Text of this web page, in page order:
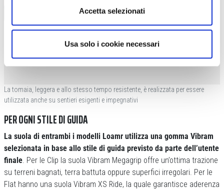
Accetta selezionati
Usa solo i cookie necessari
La tomaia, leggera e allo stesso tempo resistente, è realizzata per essere
utilizzata anche su sentieri esigenti e impegnativi
PER OGNI STILE DI GUIDA
La suola di entrambi i modelli Loamr utilizza una gomma Vibram
selezionata in base allo stile di guida previsto da parte dell’utente
finale. Per le Clip la suola Vibram Megagrip offre un’ottima trazione
su terreni bagnati, terra battuta oppure superfici irregolari. Per le
Flat hanno una suola Vibram XS Ride, la quale garantisce aderenza